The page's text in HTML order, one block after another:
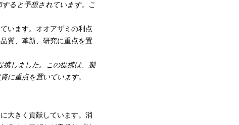
ると予想されています。こ
います。オオアザミの利点
質、革新、研究に重点を置
携しました。この提携は、製
に重点を置いています。
大きく貢献しています。消